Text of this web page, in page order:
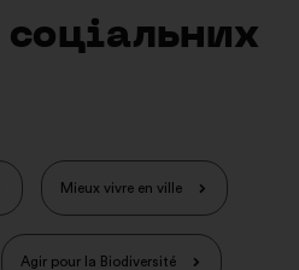
Mieux vivre en ville
Agir pour la Biodiversité